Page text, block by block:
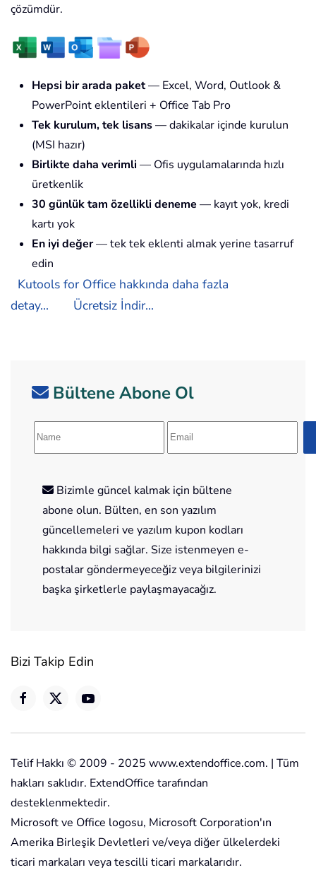
çözümdür.
Hepsi bir arada paket— Excel, Word, Outlook &
PowerPoint eklentileri + Office Tab Pro
Tek kurulum, tek lisans— dakikalar içinde kurulun
(MSI hazır)
Birlikte daha verimli — Ofis uygulamalarında hızlı
üretkenlik
30 günlük tam özellikli deneme — kayıt yok, kredi
kartı yok
En iyi değer— tek tek eklenti almak yerine tasarruf
edin
Kutools for Office hakkında daha fazla
detay...
Ücretsiz İndir...
Bültene Abone Ol
Bizimle güncel kalmak için bültene
abone olun. Bülten, en son yazılım
güncellemeleri ve yazılım kupon kodları
hakkında bilgi sağlar. Size istenmeyen e-
postalar göndermeyeceğiz veya bilgilerinizi
başka şirketlerle paylaşmayacağız.
Bizi Takip Edin
Telif Hakkı © 2009 - 2025 www.extendoffice.com. | Tüm
hakları saklıdır. ExtendOffice tarafından
desteklenmektedir.
Microsoft ve Office logosu, Microsoft Corporation'ın
Amerika Birleşik Devletleri ve/veya diğer ülkelerdeki
ticari markaları veya tescilli ticari markalarıdır.